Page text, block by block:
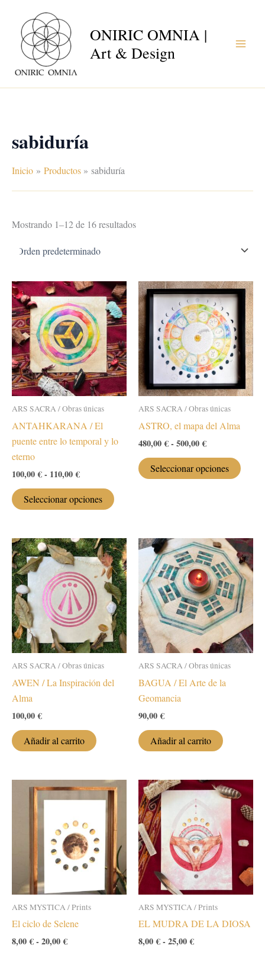
contenido
ONIRIC OMNIA |
Art & Design
sabiduría
Inicio Productos sabiduría
Mostrando 1–12 de 16 resultados
ARS SACRA / Obras únicas
ANTAHKARANA / El
puente entre lo temporal y lo
eterno
100,00€- 110,00€Rango
precios:
desde
110,00 €
Seleccionar opciones
producto
múltiples
variantes.
Las
opciones
se
pueden
elegir
en
ARS SACRA / Obras únicas
ASTRO, el mapa del Alma
480,00€- 500,00€Rango
precios:
desde
Seleccionar opciones
Las
se
elegir
en
la
página
ARS SACRA / Obras únicas
AWEN / La Inspiración del
Alma
100,00€
Añadir al carrito
ARS SACRA / Obras únicas
BAGUA / El Arte de la
Geomancia
90,00€
Añadir al carrito
ARS MYSTICA / Prints
El ciclo de Selene
8,00€- 20,00€Rango
ARS MYSTICA / Prints
EL MUDRA DE LA DIOSA
8,00€- 25,00€Rango